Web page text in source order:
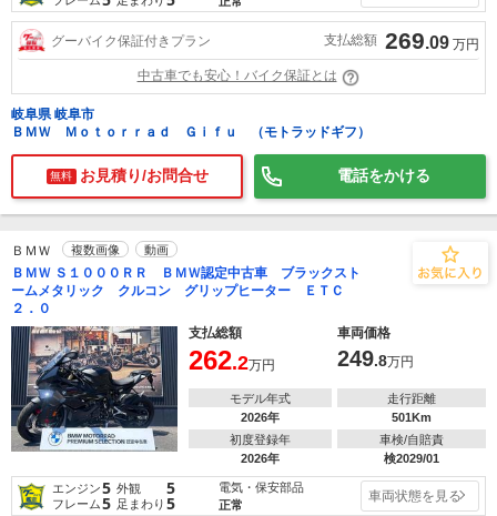
グーバイク保証付きプラン 支払総額 269.09 万円
中古車でも安心！バイク保証とは
岐阜県 岐阜市
ＢＭＷ Ｍｏｔｏｒｒａｄ Ｇｉｆｕ （モトラッドギフ）
無料 お見積り/お問合せ 電話をかける
ＢＭＷ 複数画像 動画
ＢＭＷ Ｓ１０００ＲＲ ＢＭＷ認定中古車 ブラックスト
ームメタリック クルコン グリップヒーター ＥＴＣ
２．０
支払総額
車両価格
262.2万円 249.8万円
モデル年式
2026年
走行距離
501Km
初度登録年
2026年
車検/自賠責
検2029/01
エンジン5 外観 5
フレーム5 足まわり 5
電気・保安部品
正常
車両状態を見る